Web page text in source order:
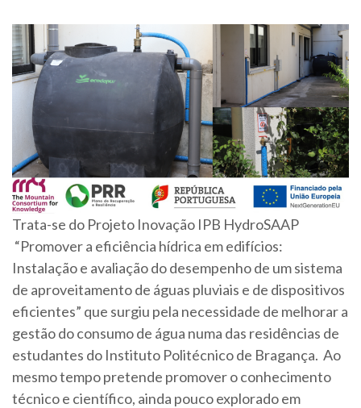
Trata-se do Projeto Inovação IPB HydroSAAP
“Promover a eficiência hídrica em edifícios:
Instalação e avaliação do desempenho de um sistema
de aproveitamento de águas pluviais e de dispositivos
eficientes” que surgiu pela necessidade de melhorar a
gestão do consumo de água numa das residências de
estudantes do Instituto Politécnico de Bragança. Ao
mesmo tempo pretende promover o conhecimento
técnico e científico, ainda pouco explorado em